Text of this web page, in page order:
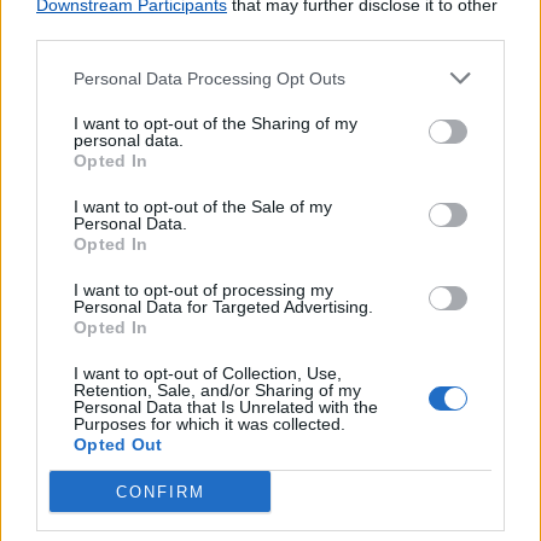
Downstream Participants that may further disclose it to other
Personal Data Processing Opt Outs
I want to opt-out of the Sharing of my
personal data.
Opted In
I want to opt-out of the Sale of my
Personal Data.
Opted In
I want to opt-out of processing my
Personal Data for Targeted Advertising.
Opted In
I want to opt-out of Collection, Use,
Retention, Sale, and/or Sharing of my
Personal Data that Is Unrelated with the
Purposes for which it was collected.
Opted Out
CONFIRM
Lojas mais próximas
S PEDRO DO SUL(4.38 km)